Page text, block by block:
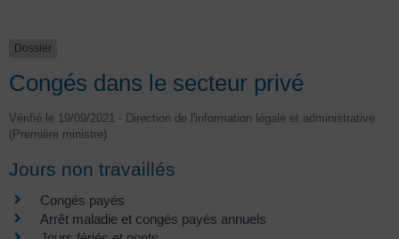
Dossier
Congés dans le secteur privé
Vérifié le 19/09/2021 - Direction de l'information légale et administrative
(Première ministre)
Jours non travaillés
Congés payés
Arrêt maladie et congés payés annuels